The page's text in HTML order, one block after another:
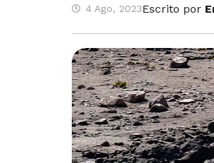
4 Ago, 2023Escrito por